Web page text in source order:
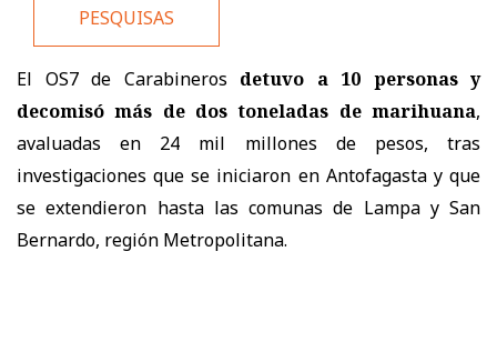
PESQUISAS
El OS7 de Carabineros detuvo a 10 personas y
decomisó más de dos toneladas de marihuana,
avaluadas en 24 mil millones de pesos, tras
investigaciones que se iniciaron en Antofagasta y que
se extendieron hasta las comunas de Lampa y San
Bernardo, región Metropolitana.